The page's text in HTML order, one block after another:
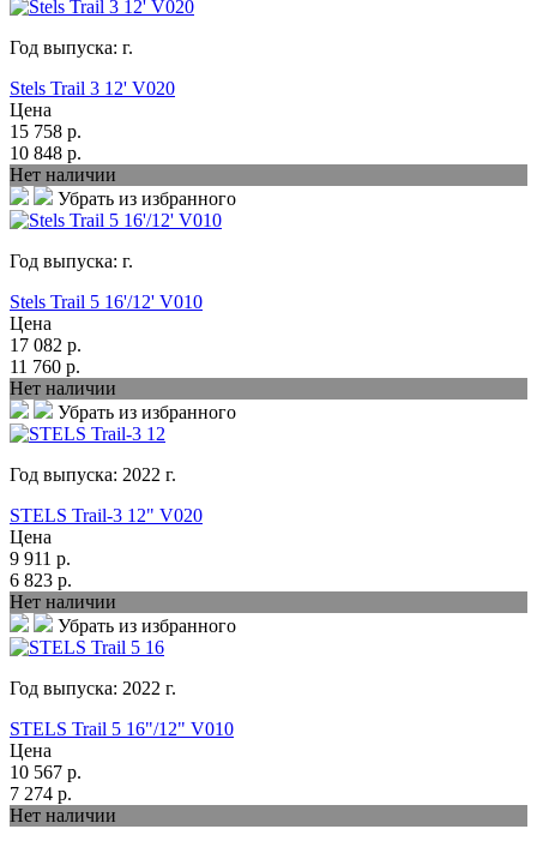
Год выпуска: г.
Stels Trail 3 12' V020
Цена
15 758 р.
10 848 р.
Нет наличии
Убрать из избранного
Год выпуска: г.
Stels Trail 5 16'/12' V010
Цена
17 082 р.
11 760 р.
Нет наличии
Убрать из избранного
Год выпуска: 2022 г.
STELS Trail-3 12" V020
Цена
9 911 р.
6 823 р.
Нет наличии
Убрать из избранного
Год выпуска: 2022 г.
STELS Trail 5 16"/12" V010
Цена
10 567 р.
7 274 р.
Нет наличии